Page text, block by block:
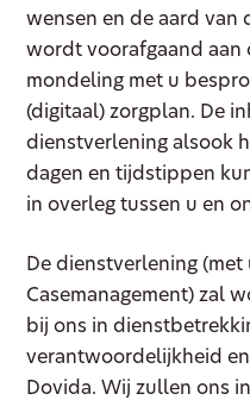
wensen en de aard van
wordt voorafgaand aan
mondeling met u
(digitaal) zorgplan. De
dienstverlening alsook
dagen en tijdstippen
in overleg tussen u en
De dienstverlening
Casemanagement) zal
bij ons in
verantwoordelijkheid
Dovida. Wij zullen ons